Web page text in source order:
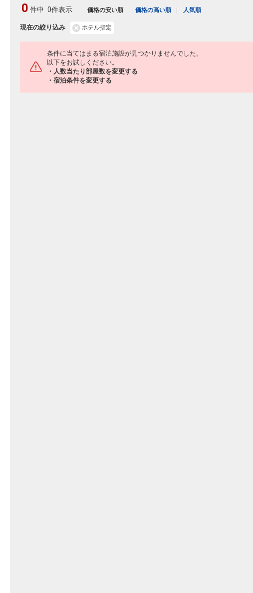
現在の絞り込み ホテル指定
0 件中 0件表示 価格の安い順 価格の高い順 人気順
条件に当てはまる宿泊施設が見つかりませんでした。
以下をお試しください。
・人数当たり部屋数を変更する
・宿泊条件を変更する